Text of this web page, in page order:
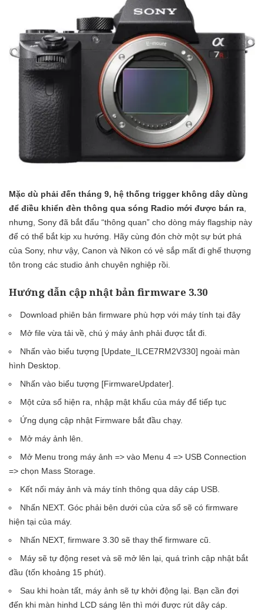
Mặc dù phải đến tháng 9, hệ thống trigger không dây dùng
để điều khiển đèn thông qua sóng Radio mới được bán ra,
nhưng, Sony đã bắt đẩu “thông quan” cho dòng máy flagship này
để có thể bắt kịp xu hướng. Hãy cùng đón chờ một sự bứt phá
của Sony, như vậy, Canon và Nikon có vẻ sắp mất đi ghế thượng
tôn trong các studio ảnh chuyên nghiệp rồi.
Hướng dẫn cập nhật bản firmware 3.30
Download phiên bản firmware phù hợp với máy tính tạiđây
Mở file vừa tải về, chú ý máy ảnh phải được tắt đi.
Nhấn vào biểu tượng [Update_ILCE7RM2V330] ngoài màn
hình Desktop.
Nhấn vào biểu tượng [FirmwareUpdater].
Một cửa sổ hiện ra, nhập mật khẩu của máy để tiếp tục
Ứng dụng cập nhật Firmware bắt đầu chạy.
Mở máy ảnh lên.
Mở Menu trong máy ảnh => vào Menu 4 => USB Connection
=> chọn Mass Storage.
Kết nối máy ảnh và máy tính thông qua dây cáp USB.
Nhấn NEXT. Góc phải bên dưới của cửa sổ sẽ có firmware
hiện tại của máy.
Nhấn NEXT, firmware 3.30 sẽ thay thế firmware cũ.
Máy sẽ tự động reset và sẽ mở lên lại, quá trình cập nhật bắt
đầu (tốn khoảng 15 phút).
Sau khi hoàn tất, máy ảnh sẽ tự khởi động lại. Bạn cần đợi
đến khi màn hinhd LCD sáng lên thì mới được rút dây cáp.